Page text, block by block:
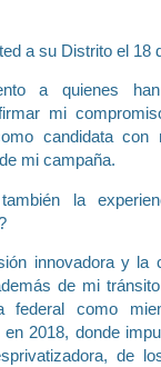
a su Distrito el 18
a quienes
mi
candidata
mi campaña.
la
innovadora y la
de mi
federal como
2018, donde
de